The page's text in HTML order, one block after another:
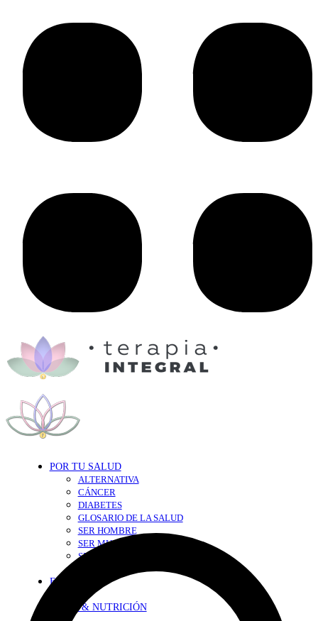
POR TU SALUD
ALTERNATIVA
CÁNCER
DIABETES
GLOSARIO DE LA SALUD
SER HOMBRE
SER MUJER
SEXY-SALUD
EN FORMA
DIETA & NUTRICIÓN